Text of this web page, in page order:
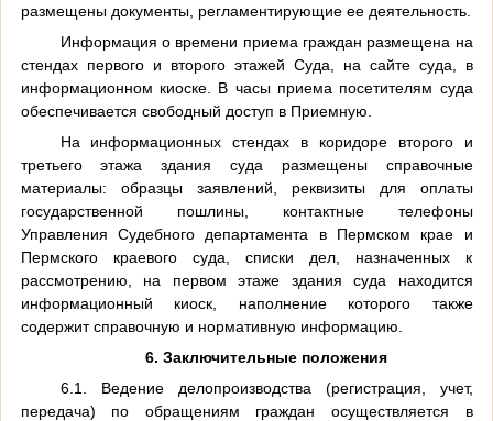
размещены документы, регламентирующие ее деятельность.
Информация о времени приема граждан размещена на
стендах первого и второго этажей Суда, на сайте суда, в
информационном киоске. В часы приема посетителям суда
обеспечивается свободный доступ в Приемную.
На информационных стендах в коридоре второго и
третьего этажа здания суда размещены справочные
материалы: образцы заявлений, реквизиты для оплаты
государственной пошлины, контактные телефоны
Управления Судебного департамента в Пермском крае и
Пермского краевого суда, списки дел, назначенных к
рассмотрению, на первом этаже здания суда находится
информационный киоск, наполнение которого также
содержит справочную и нормативную информацию.
6. Заключительные положения
6.1. Ведение делопроизводства (регистрация, учет,
передача) по обращениям граждан осуществляется в